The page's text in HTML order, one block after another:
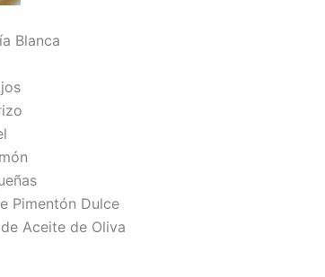
Blanca
Pimentón Dulce
Aceite de Oliva